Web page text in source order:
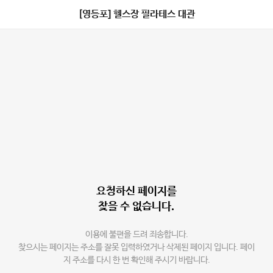
[영등포] 헬스장 필라테스 대관
요청하신 페이지를
찾을 수 없습니다.
이용에 불편을 드려 죄송합니다.
찾으시는 페이지는 주소를 잘못 입력하였거나 삭제된 페이지 입니다. 페이
지 주소를 다시 한 번 확인해 주시기 바랍니다.